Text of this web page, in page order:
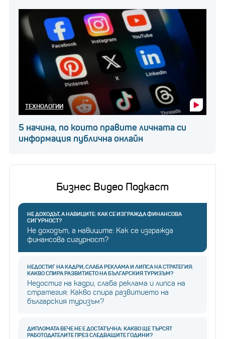
ТЕХНОЛОГИИ
5 начина, по които правите личната си
информация публична онлайн
Бизнес Видео Подкаст
НЕ ДОХОДЪТ, А НАВИЦИТЕ: КАК СЕ ИЗГРАЖДА ФИНАНСОВА
СИГУРНОСТ?
Не доходът, а навиците: Как се изгражда
финансова сигурност?
НЕДОСТИГ НА КАДРИ, СЛАБА РЕКЛАМА И ЛИПСА НА СТРАТЕГИЯ:
КАКВО СПИРА РАЗВИТИЕТО НА БЪЛГАРСКИЯ ТУРИЗЪМ?
Недостиг на кадри, слаба реклама и липса на
стратегия: Какво спира развитието на
българския туризъм?
ДИПЛОМАТА ВЕЧЕ НЕ Е ДОСТАТЪЧНА: КАКВО ЩЕ ТЪРСЯТ
РАБОТОДАТЕЛИТЕ ПРЕЗ СЛЕДВАЩИТЕ ГОДИНИ?